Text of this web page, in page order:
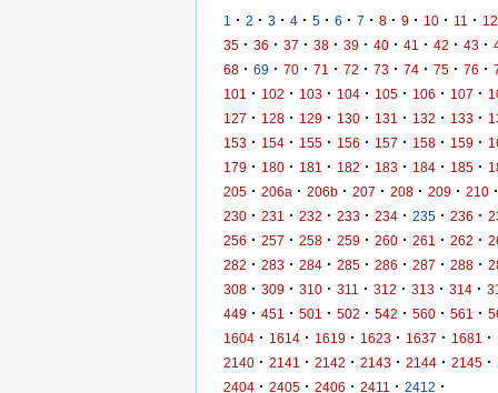
1 · 2 · 3 · 4 · 5 · 6 · 7 · 8 · 9 · 10 · 11 · 12
35 · 36 · 37 · 38 · 39 · 40 · 41 · 42 · 43 ·
68 · 69 · 70 · 71 · 72 · 73 · 74 · 75 · 76 ·
101
· 102 · 103 · 104 · 105 · 106 · 107 ·
127 · 128 · 129 · 130 · 131 · 132 · 133 ·
153 · 154 · 155 · 156 · 157 · 158 · 159 ·
179 · 180 · 181 · 182 · 183 · 184 · 185 ·
205 · 206a · 206b · 207 · 208 · 209 · 210 ·
230 · 231 · 232 · 233 · 234 · 235 · 236 ·
256 · 257 · 258 · 259 · 260 · 261 · 262 ·
282 · 283 · 284 · 285 · 286 · 287 · 288 ·
308 · 309 · 310 · 311 · 312 · 313 · 314 ·
449 · 451 · 501 · 502 · 542 · 560 · 561 ·
1604 · 1614 · 1619 · 1623 · 1637 · 1681 ·
2140 · 2141 · 2142 · 2143 · 2144 · 2145 ·
2404 · 2405 · 2406 · 2411 · 2412 ·